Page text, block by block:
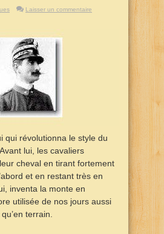
Laisser un commentaire
qui révolutionna le style du
lui, les cavaliers
cheval en tirant fortement
et en restant très en
inventa la monte en
utilisée de nos jours aussi
terrain.